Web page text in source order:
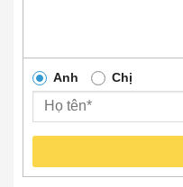
Anh Chị